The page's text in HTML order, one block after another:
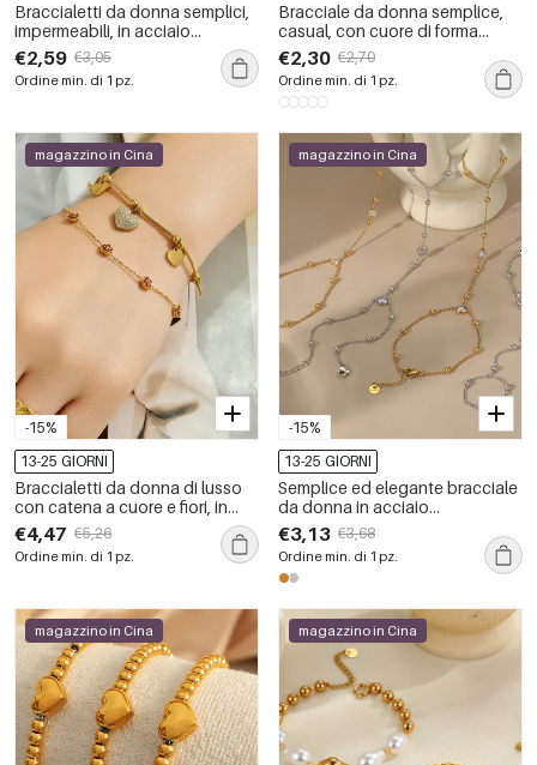
Braccialetti da donna semplici,
impermeabili, in acciaio
inossidabile color oro con
ciondoli e zirconi.
€2,59 €3,05
Ordine min. di 1 pz.
Bracciale da donna semplice,
casual, con cuore di forma
irregolare, in acciaio
inossidabile impermeabile color
oro.
€2,30 €2,70
Ordine min. di 1 pz.
-15%
magazzino in Cina
13-25 GIORNI
Braccialetti da donna di lusso
con catena a cuore e fiori, in
acciaio inossidabile
impermeabile color oro.
€4,47 €5,26
Ordine min. di 1 pz.
-15%
magazzino in Cina
13-25 GIORNI
Semplice ed elegante bracciale
da donna in acciaio
inossidabile color oro con
cerchio a forma di cuore e
zirconi, impermeabile.
€3,13 €3,68
Ordine min. di 1 pz.
magazzino in Cina magazzino in Cina